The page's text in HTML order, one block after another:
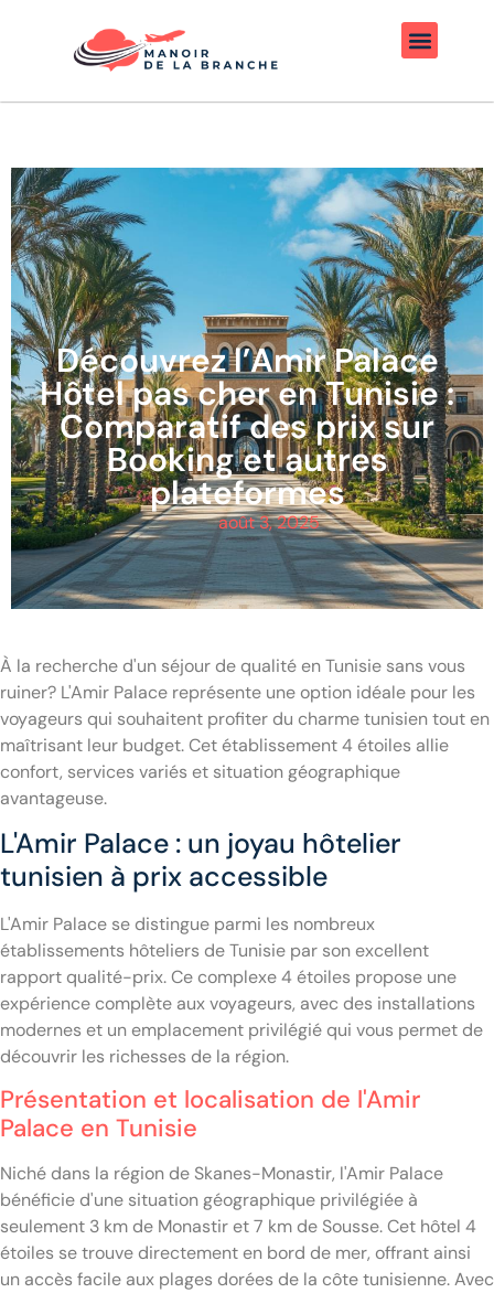
Découvrez l’Amir Palace
Hôtel pas cher en Tunisie :
Comparatif des prix sur
Booking et autres
plateformes
août 3, 2025
À la recherche d'un séjour de qualité en Tunisie sans vous
ruiner? L'Amir Palace représente une option idéale pour les
voyageurs qui souhaitent profiter du charme tunisien tout en
maîtrisant leur budget. Cet établissement 4 étoiles allie
confort, services variés et situation géographique
avantageuse.
L'Amir Palace : un joyau hôtelier
tunisien à prix accessible
L'Amir Palace se distingue parmi les nombreux
établissements hôteliers de Tunisie par son excellent
rapport qualité-prix. Ce complexe 4 étoiles propose une
expérience complète aux voyageurs, avec des installations
modernes et un emplacement privilégié qui vous permet de
découvrir les richesses de la région.
Présentation et localisation de l'Amir
Palace en Tunisie
Niché dans la région de Skanes-Monastir, l'Amir Palace
bénéficie d'une situation géographique privilégiée à
seulement 3 km de Monastir et 7 km de Sousse. Cet hôtel 4
étoiles se trouve directement en bord de mer, offrant ainsi
un accès facile aux plages dorées de la côte tunisienne. Avec